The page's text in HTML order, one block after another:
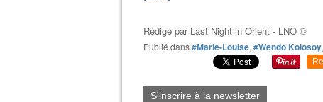
Rédigé par Last Night in Orient - LNO ©
Publié dans#Marie-Louise, #Wendo Kolosoy,
S'inscrire à la newsletter